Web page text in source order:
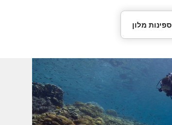
ספינות מלון